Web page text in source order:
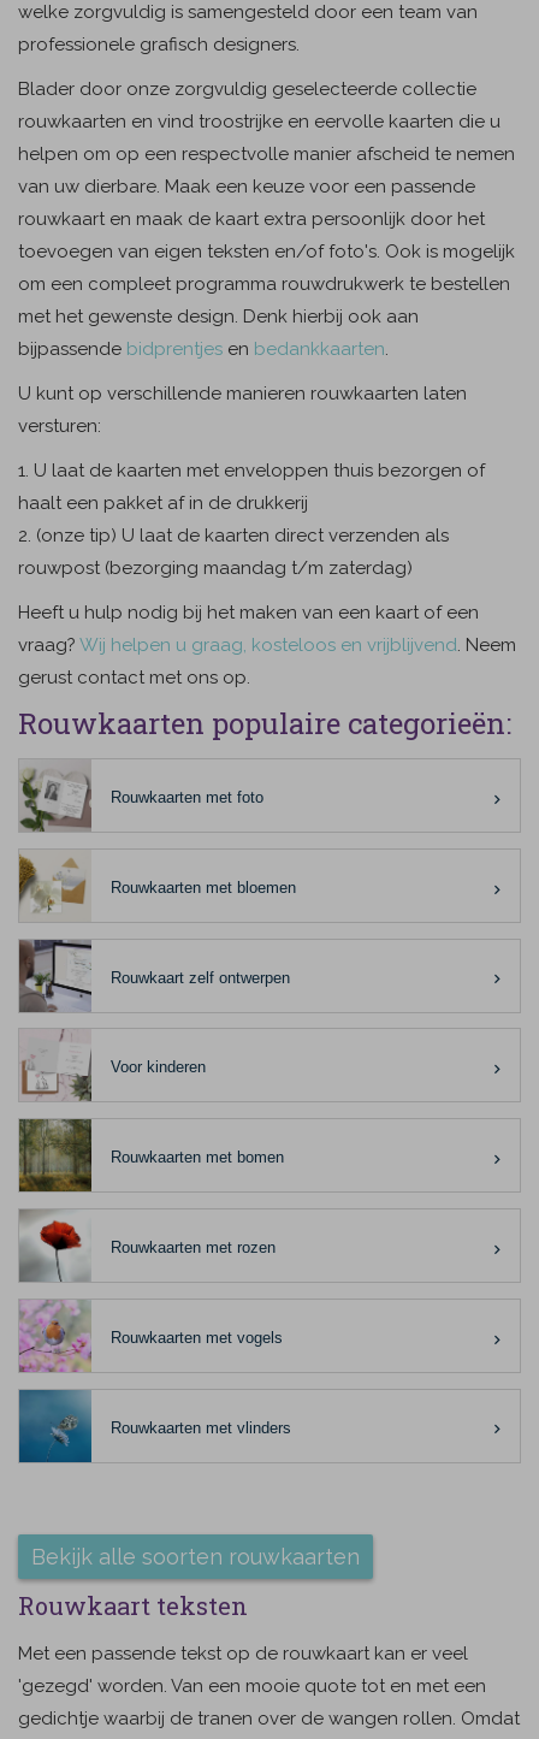
welke zorgvuldig is samengesteld door een team van
professionele grafisch designers.
Blader door onze zorgvuldig geselecteerde collectie
rouwkaarten en vind troostrijke en eervolle kaarten die u
helpen om op een respectvolle manier afscheid te nemen
van uw dierbare. Maak een keuze voor een passende
rouwkaart en maak de kaart extra persoonlijk door het
toevoegen van eigen teksten en/of foto's. Ook is mogelijk
om een compleet programma rouwdrukwerk te bestellen
met het gewenste design. Denk hierbij ook aan
bijpassende bidprentjes en bedankkaarten.
U kunt op verschillende manieren rouwkaarten laten
versturen:
1. U laat de kaarten met enveloppen thuis bezorgen of
haalt een pakket af in de drukkerij
2. (onze tip) U laat de kaarten direct verzenden als
rouwpost (bezorging maandag t/m zaterdag)
Heeft u hulp nodig bij het maken van een kaart of een
vraag? Wij helpen u graag, kosteloos en vrijblijvend. Neem
gerust contact met ons op.
Rouwkaarten populaire categorieën:
Rouwkaarten met foto
Rouwkaarten met bloemen
Rouwkaart zelf ontwerpen
Voor kinderen
Rouwkaarten met bomen
Rouwkaarten met rozen
Rouwkaarten met vogels
Rouwkaarten met vlinders
Bekijk alle soorten rouwkaarten
Rouwkaart teksten
Met een passende tekst op de rouwkaart kan er veel
'gezegd' worden. Van een mooie quote tot en met een
gedichtje waarbij de tranen over de wangen rollen. Omdat